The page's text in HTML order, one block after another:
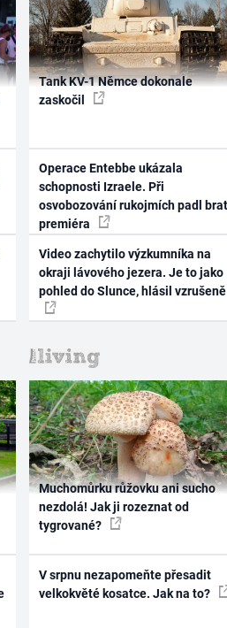
Tank KV-1 Němce dokonale
zaskočil
Operace Entebbe ukázala
schopnosti Izraele. Při
osvobozování rukojmích padl
premiéra
Video zachytilo výzkumníka na
okraji lávového jezera. Je to jako
pohled do Slunce, hlásil vzrušeně
Muchomůrku růžovku ani sucho
nezdolá! Jak ji rozeznat od
tygrované?
V srpnu nezapomeňte přesadit
velkokvěté kosatce. Jak na to?